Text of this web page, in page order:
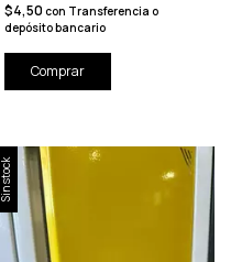
$4,50 con Transferencia o
depósito bancario
Sin stock